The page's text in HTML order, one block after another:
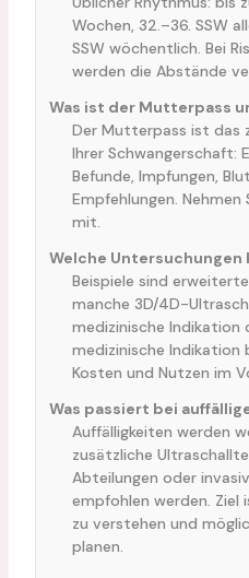
Wochen, 32.–36. SSW
SSW wöchentlich. Bei
werden die Abstände
Was ist der Mutterpass
Der Mutterpass ist das
Ihrer Schwangerschaft:
Befunde, Impfungen,
Empfehlungen. Nehmen
mit.
Welche Untersuchungen
Beispiele sind
manche 3D/4D-
medizinische Indikation
medizinische Indikation
Kosten und Nutzen im
Was passiert bei
Auffälligkeiten werden
zusätzliche
Abteilungen oder
empfohlen werden. Ziel
zu verstehen und
planen.